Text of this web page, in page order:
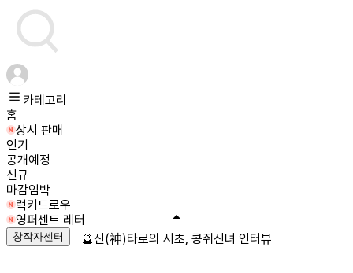
카테고리
홈
상시 판매
인기
공개예정
신규
마감임박
럭키드로우
영퍼센트 레터
창작자센터 🔮신(神)타로의 시초, 콩쥐신녀 인터뷰